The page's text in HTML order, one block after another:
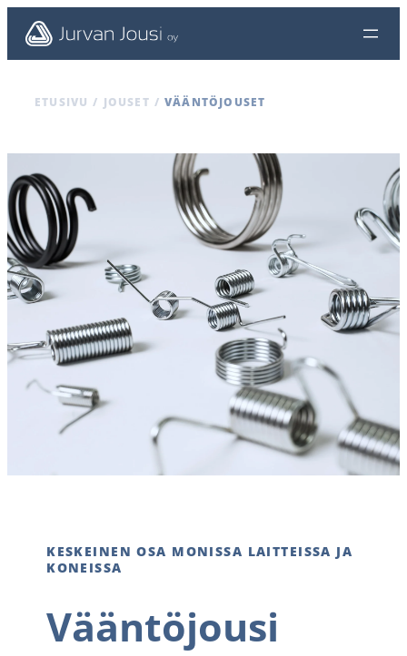
ETUSIVU / JOUSET / VÄÄNTÖJOUSET
KESKEINEN OSA MONISSA LAITTEISSA JA
KONEISSA
Vääntöjousi